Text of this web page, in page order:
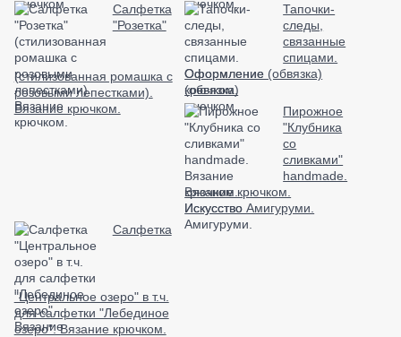
Салфетка
"Розетка"
(стилизованная ромашка с
розовыми лепестками).
Вязание крючком.
Тапочки-
следы,
связанные
спицами.
Оформление (обвязка)
крючком.
Пирожное
"Клубника
со
сливками"
handmade.
Вязание крючком.
Искусство Амигуруми.
Салфетка
"Центральное озеро" в т.ч.
для салфетки "Лебединое
озеро". Вязание крючком.